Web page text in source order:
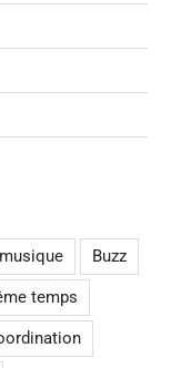
Buzz
temps